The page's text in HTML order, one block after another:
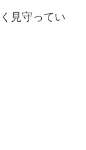
見守ってい